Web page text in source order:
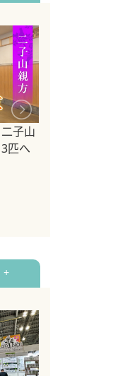
子山
匹へ
+